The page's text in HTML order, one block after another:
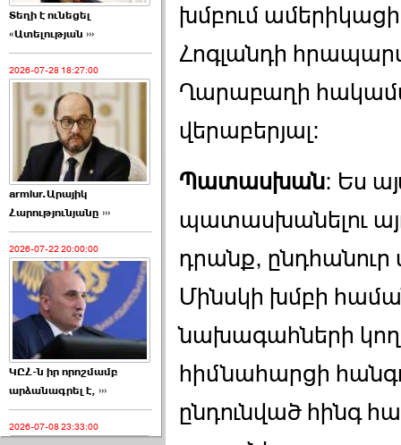
Տեղի է ունեցել
«Ատելության ›››
2026-07-28 18:27:00
armlur.Արայիկ
Հարությունյանը ›››
2026-07-22 20:00:00
ԿԸՀ-ն իր որոշմամբ
արձանագրել է, ›››
2026-07-08 23:33:00
խմբում
Հոգլանդի
Ղարաբաղի
վերաբերյալ:
Պատասխան: Ես
պատասխանելու
դրանք,
Մինսկի խմբի
նախագահների
հիմնահարցի
ընդունված հինգ